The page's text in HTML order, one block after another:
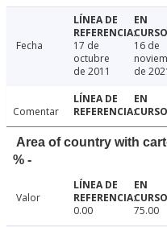
Fecha
17 de
octubre
de 2011
16 de
de
Comentar
Area of country with
% -
Valor
0.00
75.00